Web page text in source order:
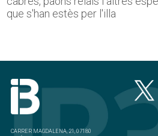
que s'han estès per l'illa
CARRER MAGDALENA, 21, 07180